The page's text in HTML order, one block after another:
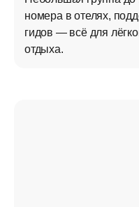
номера в отелях,
гидов — всё для
отдыха.